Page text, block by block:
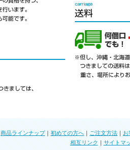
商品ラインナップ｜ 初めての方へ ｜ ご注文方法 ｜ お
相互リンク ｜ サイトマ